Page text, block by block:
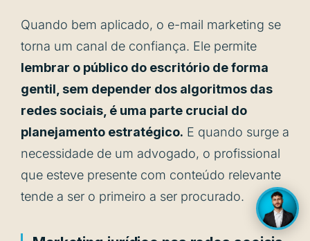
Quando bem aplicado, o e-mail marketing se
torna um canal de confiança. Ele permite
lembrar o público do escritório de forma
gentil, sem depender dos algoritmos das
redes sociais, é uma parte crucial do
planejamento estratégico. E quando surge a
necessidade de um advogado, o profissional
que esteve presente com conteúdo relevante
tende a ser o primeiro a ser procurado.